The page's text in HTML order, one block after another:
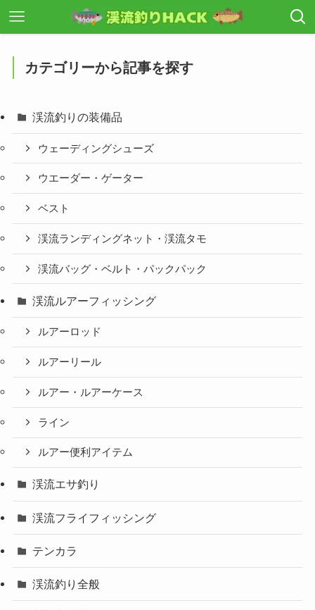
カテゴリーから記事を探す
渓流釣りの装備品
ウェーディングシューズ
ウエーダー・ゲーター
ベスト
渓流ランディングネット・渓流タモ
渓流バッグ・ベルト・パックパック
渓流ルアーフィッシング
ルアーロッド
ルアーリール
ルアー・ルアーケース
ライン
ルアー便利アイテム
渓流エサ釣り
渓流フライフィッシング
テンカラ
渓流釣り全般